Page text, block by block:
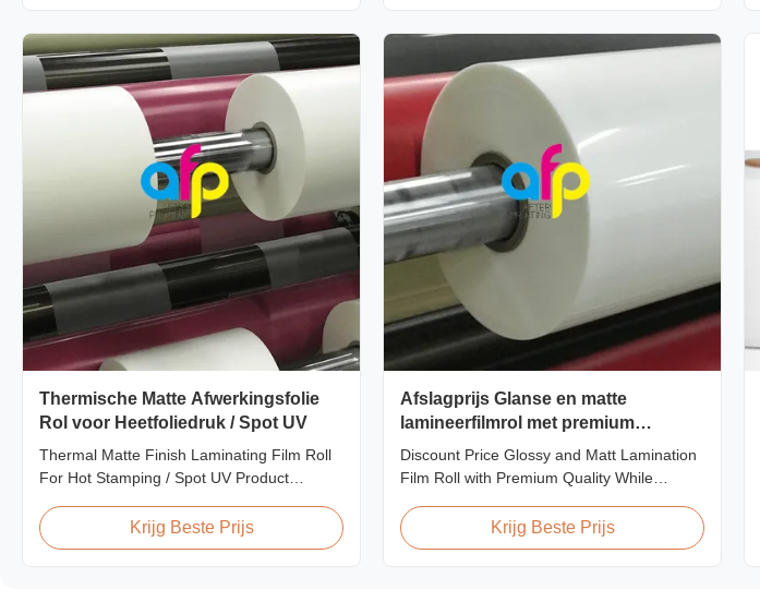
drukken in commerciële printomgevingen.
specifically engineered for luxury packaging
applications. ...
Thermische Matte Afwerkingsfolie
Rol voor Heetfoliedruk / Spot UV
Thermal Matte Finish Laminating Film Roll
For Hot Stamping / Spot UV Product
Film 42 Dynes Double Corona Treatment
Thermal Roll Matte Laminating Film for Hot
Krijg Beste Prijs
Afslagprijs Glanse en matte
lamineerfilmrol met premium
kwaliteit
Discount Price Glossy and Matt Lamination
Film Roll with Premium Quality While
matte lamination film rolls, we maintain
premium quality with the utmost sincerity.
Krijg Beste Prijs